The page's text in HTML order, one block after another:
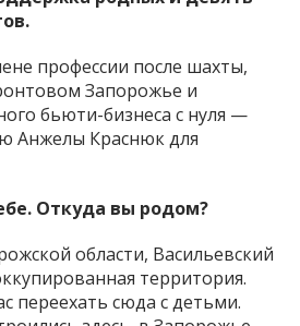
профессии после шахты,
Запорожье и
бьюти-бизнеса с нуля —
Анжелы Краснюк для
Откуда вы родом?
области, Васильевский
территория.
переехать сюда с детьми.